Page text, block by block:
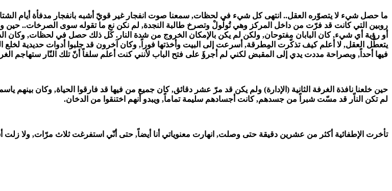
ما حصل شيء لا يتصوّره العقل.. انتهى كل شيء في لحظات, سمعنا صوت انفجار غير قويّ أشبه بانفجار مدفأة أيام
روبين التي كانت قد فرّت من داخل المركز وهي تُولْولْ وتصرخ طالبة النجدة, لم نكن نعِ ما تقوله سوى الصرخات.. حين
أو رؤية أي شيء, كان البابان مفتوحان, ولكن لم يكن بالإمكان الخروج من شدة النار. كل ذلك حصل في لحظات, وكان
يتعطّل العقل, لا أعلم كيف تذكّرت المِطرقة, أسرعت إلى البيت وأخذتها فوراً, وكان آخرون قد جلبوا أدوات حديدية لخلع
فيها أحداً, وبصراحة مددت يدي إلى المقبض لكني لم أجرؤَ على فتح الباب لأنني كنت أعلم سلفاً أنّ تلك النّار ستهاجم
حين خلعنا نافذة الغرفة الثانية (الإدارة) ولم يكن قد مرّ عشر دقائق, كان جميع من فيها قد فارقوا الحياة, وكان بينهم
لم تكن الناّر قد مسّت شبراً من جسدهم, كانت أجسادهم سليمة تماماً, ويبدو أنهم اختنقوا من الدخان.
تأخرت الإطفائية أكثر من عشرين دقيقة حتى وصلت, انهارت معنوياتي أنا أيضاً, حتى أنّي استفرغت ثلاث مرّات, ولا زلت